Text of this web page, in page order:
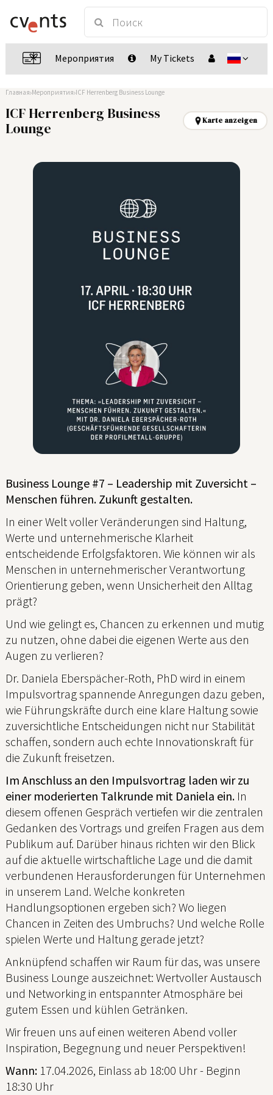
Мероприятия My Tickets
Главная Мероприятия ICF Herrenberg Business Lounge
ICF Herrenberg Business
Lounge
Karte anzeigen
Business Lounge #7 – Leadership mit Zuversicht –
Menschen führen. Zukunft gestalten.
In einer Welt voller Veränderungen sind Haltung,
Werte und unternehmerische Klarheit
entscheidende Erfolgsfaktoren. Wie können wir als
Menschen in unternehmerischer Verantwortung
Orientierung geben, wenn Unsicherheit den Alltag
prägt?
Und wie gelingt es, Chancen zu erkennen und mutig
zu nutzen, ohne dabei die eigenen Werte aus den
Augen zu verlieren?
Dr. Daniela Eberspächer-Roth, PhD wird in einem
Impulsvortrag spannende Anregungen dazu geben,
wie Führungskräfte durch eine klare Haltung sowie
zuversichtliche Entscheidungen nicht nur Stabilität
schaffen, sondern auch echte Innovationskraft für
die Zukunft freisetzen.
Im Anschluss an den Impulsvortrag laden wir zu
einer moderierten Talkrunde mit Daniela ein. In
diesem offenen Gespräch vertiefen wir die zentralen
Gedanken des Vortrags und greifen Fragen aus dem
Publikum auf. Darüber hinaus richten wir den Blick
auf die aktuelle wirtschaftliche Lage und die damit
verbundenen Herausforderungen für Unternehmen
in unserem Land. Welche konkreten
Handlungsoptionen ergeben sich? Wo liegen
Chancen in Zeiten des Umbruchs? Und welche Rolle
spielen Werte und Haltung gerade jetzt?
Anknüpfend schaffen wir Raum für das, was unsere
Business Lounge auszeichnet: Wertvoller Austausch
und Networking in entspannter Atmosphäre bei
gutem Essen und kühlen Getränken.
Wir freuen uns auf einen weiteren Abend voller
Inspiration, Begegnung und neuer Perspektiven!
Wann: 17.04.2026, Einlass ab 18:00 Uhr - Beginn
18:30 Uhr